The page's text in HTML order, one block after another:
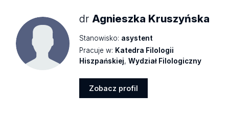
dr Agnieszka Kruszyńska
Stanowisko: asystent
Pracuje w: Katedra Filologii
Hiszpańskiej,Wydział Filologiczny
Zobacz profil